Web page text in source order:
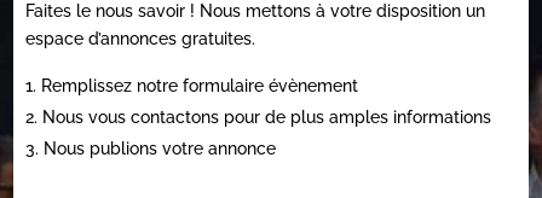
Faites le nous savoir ! Nous mettons à votre disposition un
espace d’annonces gratuites.
Remplissez notre formulaire évènement
Nous vous contactons pour de plus amples informations
Nous publions votre annonce